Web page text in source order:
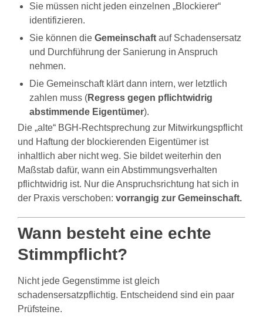
Sie müssen nicht jeden einzelnen „Blockierer“
identifizieren.
Sie können die Gemeinschaft auf Schadensersatz
und Durchführung der Sanierung in Anspruch
nehmen.
Die Gemeinschaft klärt dann intern, wer letztlich
zahlen muss (Regress gegen pflichtwidrig
abstimmende Eigentümer).
Die „alte“ BGH-Rechtsprechung zur Mitwirkungspflicht
und Haftung der blockierenden Eigentümer ist
inhaltlich aber nicht weg. Sie bildet weiterhin den
Maßstab dafür, wann ein Abstimmungsverhalten
pflichtwidrig ist. Nur die Anspruchsrichtung hat sich in
der Praxis verschoben: vorrangig zur Gemeinschaft.
Wann besteht eine echte
Stimmpflicht?
Nicht jede Gegenstimme ist gleich
schadensersatzpflichtig. Entscheidend sind ein paar
Prüfsteine.